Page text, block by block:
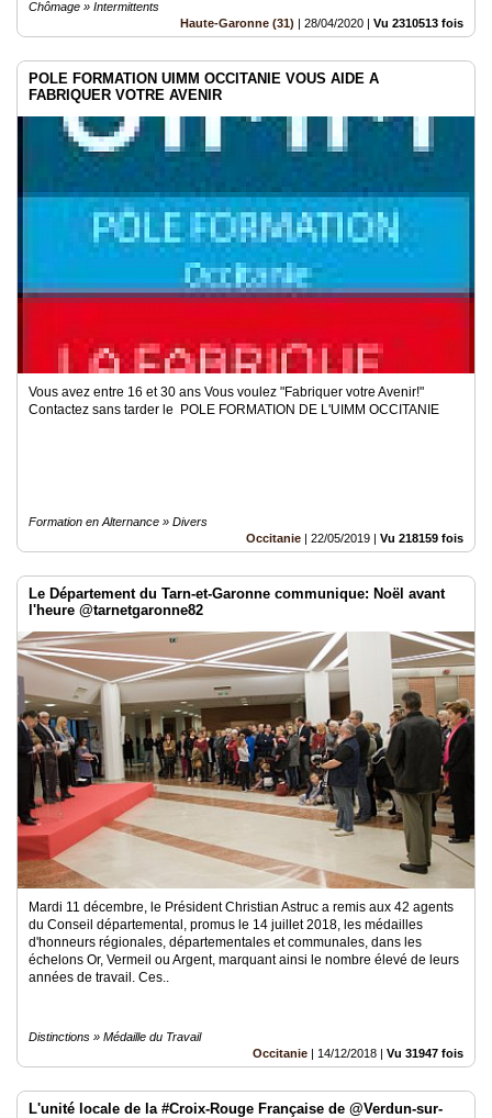
Chômage » Intermittents
Haute-Garonne (31) | 28/04/2020 | Vu 2310513 fois
POLE FORMATION UIMM OCCITANIE VOUS AIDE A
FABRIQUER VOTRE AVENIR
Vous avez entre 16 et 30 ans Vous voulez "Fabriquer votre Avenir!"
Contactez sans tarder le POLE FORMATION DE L'UIMM OCCITANIE
Formation en Alternance » Divers
Occitanie | 22/05/2019 | Vu 218159 fois
Le Département du Tarn-et-Garonne communique: Noël avant
l'heure @tarnetgaronne82
Mardi 11 décembre, le Président Christian Astruc a remis aux 42 agents
du Conseil départemental, promus le 14 juillet 2018, les médailles
d'honneurs régionales, départementales et communales, dans les
échelons Or, Vermeil ou Argent, marquant ainsi le nombre élevé de leurs
années de travail. Ces..
Distinctions » Médaille du Travail
Occitanie | 14/12/2018 | Vu 31947 fois
L'unité locale de la #Croix-Rouge Française de @Verdun-sur-